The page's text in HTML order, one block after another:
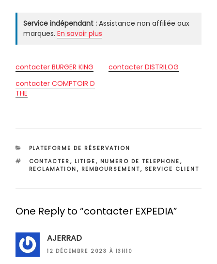
Service indépendant : Assistance non affiliée aux
marques. En savoir plus
contacter BURGER KING
contacter DISTRILOG
contacter COMPTOIR D
THE
CATÉGORIES
PLATEFORME DE RÉSERVATION
ÉTIQUETTES
CONTACTER, LITIGE, NUMERO DE TELEPHONE,
RECLAMATION, REMBOURSEMENT, SERVICE CLIENT
One Reply to “contacter EXPEDIA”
AJERRAD
12 DÉCEMBRE 2023 À 13H10